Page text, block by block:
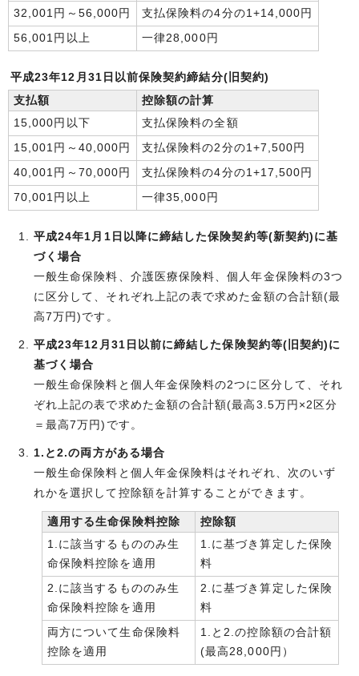
32,001円～56,000円 支払保険料の4分の1+14,000円
56,001円以上 一律28,000円
平成23年12月31日以前保険契約締結分(旧契約)
支払額
控除額の計算
15,000円以下
支払保険料の全額
15,001円～40,000円 支払保険料の2分の1+7,500円
40,001円～70,000円 支払保険料の4分の1+17,500円
70,001円以上 一律35,000円
平成24年1月1日以降に締結した保険契約等(新契約)に基
づく場合
一般生命保険料、介護医療保険料、個人年金保険料の3つ
に区分して、それぞれ上記の表で求めた金額の合計額(最
高7万円)です。
平成23年12月31日以前に締結した保険契約等(旧契約)に
基づく場合
一般生命保険料と個人年金保険料の2つに区分して、それ
ぞれ上記の表で求めた金額の合計額(最高3.5万円×2区分
＝最高7万円)です。
1.と2.の両方がある場合
一般生命保険料と個人年金保険料はそれぞれ、次のいず
れかを選択して控除額を計算することができます。
適用する生命保険料控除
控除額
1.に該当するもののみ生
命保険料控除を適用
1.に基づき算定した保険
料
2.に該当するもののみ生
命保険料控除を適用
2.に基づき算定した保険
料
両方について生命保険料
控除を適用
1.と2.の控除額の合計額
(最高28,000円）